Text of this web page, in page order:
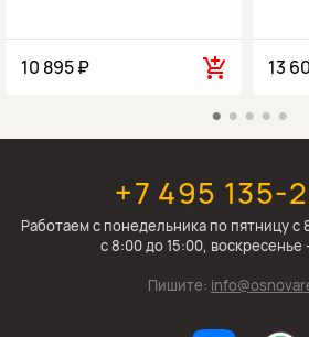
10 895 ₽ 13
+7 495 135-
Работаем c понедельника по пятницу с
с 8:00 до 15:00,
Пишите: